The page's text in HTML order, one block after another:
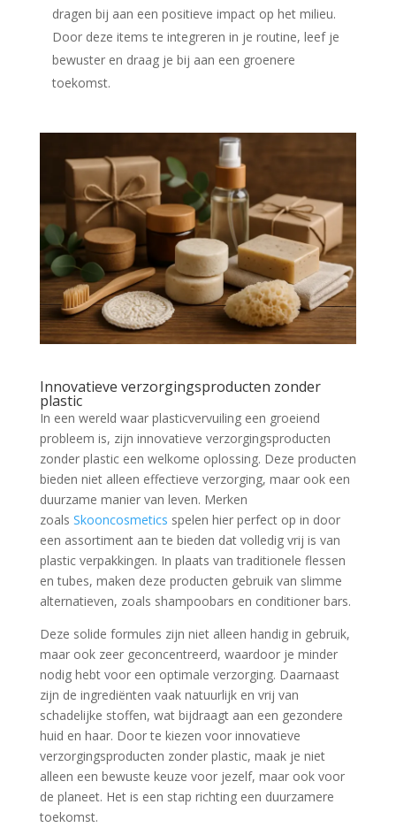
dragen bij aan een positieve impact op het milieu.
Door deze items te integreren in je routine, leef je
bewuster en draag je bij aan een groenere
toekomst.
Innovatieve verzorgingsproducten zonder
plastic
In een wereld waar plasticvervuiling een groeiend
probleem is, zijn innovatieve verzorgingsproducten
zonder plastic een welkome oplossing. Deze producten
bieden niet alleen effectieve verzorging, maar ook een
duurzame manier van leven. Merken
zoals Skooncosmetics spelen hier perfect op in door
een assortiment aan te bieden dat volledig vrij is van
plastic verpakkingen. In plaats van traditionele flessen
en tubes, maken deze producten gebruik van slimme
alternatieven, zoals shampoobars en conditioner bars.
Deze solide formules zijn niet alleen handig in gebruik,
maar ook zeer geconcentreerd, waardoor je minder
nodig hebt voor een optimale verzorging. Daarnaast
zijn de ingrediënten vaak natuurlijk en vrij van
schadelijke stoffen, wat bijdraagt aan een gezondere
huid en haar. Door te kiezen voor innovatieve
verzorgingsproducten zonder plastic, maak je niet
alleen een bewuste keuze voor jezelf, maar ook voor
de planeet. Het is een stap richting een duurzamere
toekomst.